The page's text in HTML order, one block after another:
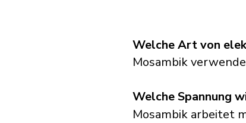
Welche Art von
Mosambik
Welche Spannung
Mosambik arbeitet